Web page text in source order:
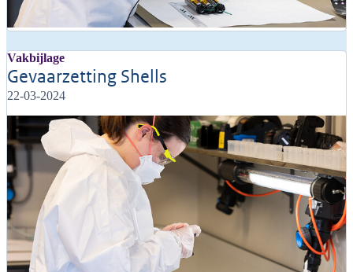
Vakbijlage
Gevaarzetting Shells
22-03-2024